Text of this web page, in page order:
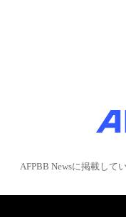
AFPBB Newsに掲載して